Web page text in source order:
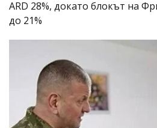
ARD 28%, докато блокът на
до 21%